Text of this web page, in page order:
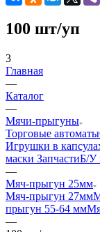
100 шт/уп
3
Главная
—
Каталог
—
Мячи-прыгуны
Торговые автоматы
Игрушки в
маски ЗапчастиБ/У
—
Мяч-прыгун 25мм
Мяч-прыгун 27мм
прыгун 55-64 мм
—